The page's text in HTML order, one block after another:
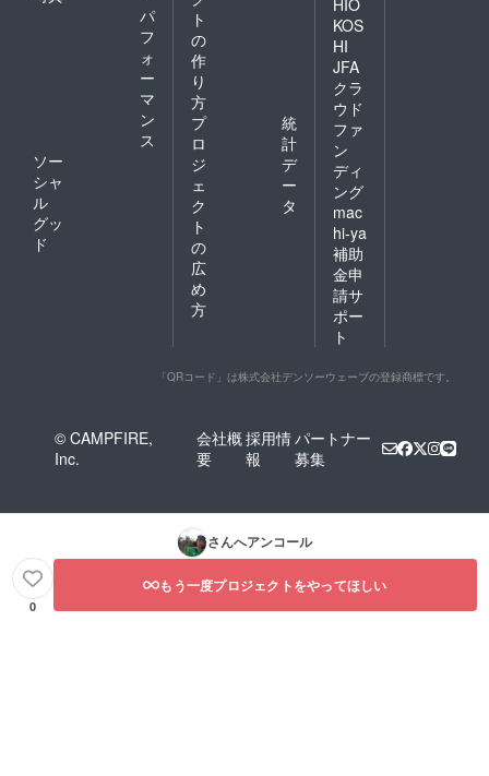
パ
フ
ォ
ー
マ
ン
ス
ソー
シャ
ル
グッ
ド
ト
の
作
り
方
プ
ロ
ジ
ェ
ク
ト
の
広
め
方
統
計
デ
ー
タ
KOS
HI
JFA
クラ
ウド
ファ
ン
ディ
ング
mac
hi-ya
補助
金申
請サ
ポー
ト
「QRコード」は株式会社デンソーウェーブの登録商標です。
© CAMPFIRE,
Inc.
会社概
要
採用情
報
パートナー
募集
さんへアンコール
0
もう一度プロジェクトをやってほしい